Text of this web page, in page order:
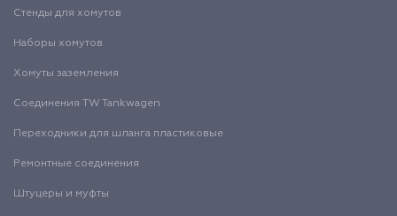
Стенды для хомутов
Наборы хомутов
Хомуты заземления
Соединения TW Tankwagen
Переходники для шланга пластиковые
Ремонтные соединения
Штуцеры и муфты